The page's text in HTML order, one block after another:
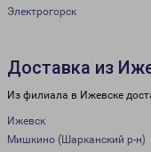
Электрогорск
Доставка из
Из филиала в Ижевске
Ижевск
Мишкино (Шарканский р-н)